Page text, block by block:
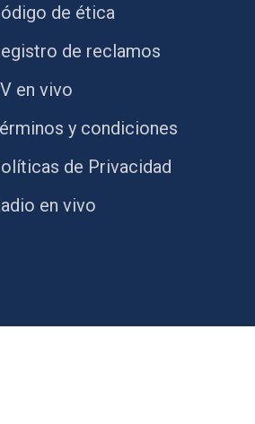
de ética
de reclamos
en vivo
y condiciones
de Privacidad
en vivo